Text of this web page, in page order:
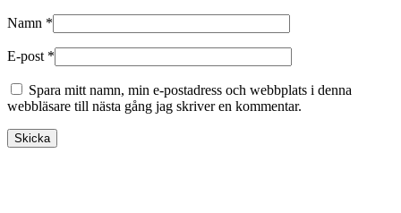
Namn *
E-post *
Spara mitt namn, min e-postadress och webbplats i denna
webbläsare till nästa gång jag skriver en kommentar.